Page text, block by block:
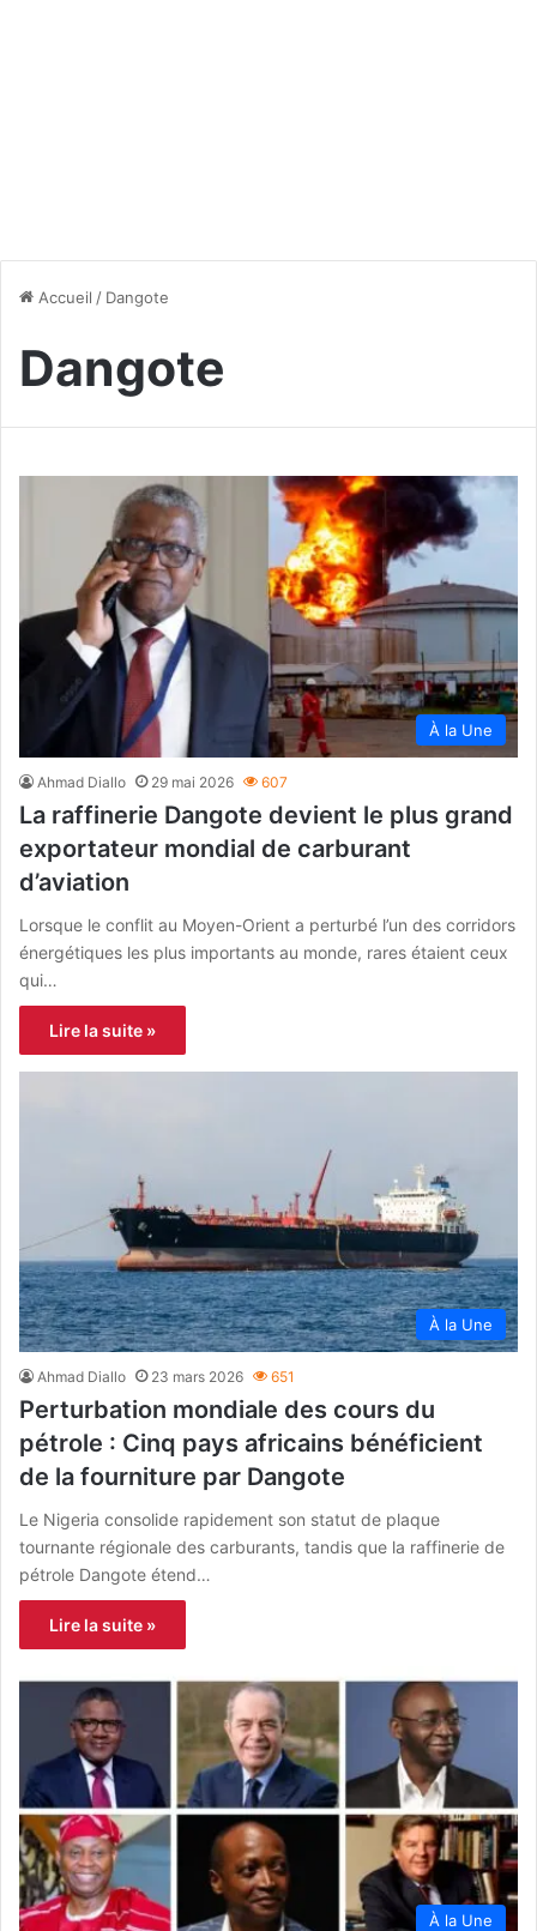
Accueil / Dangote
Dangote
À la Une
Ahmad Diallo 29 mai 2026 607
La raffinerie Dangote devient le plus grand
exportateur mondial de carburant
d’aviation
Lorsque le conflit au Moyen-Orient a perturbé l’un des corridors
énergétiques les plus importants au monde, rares étaient ceux
qui…
Lire la suite »
À la Une
Ahmad Diallo 23 mars 2026 651
Perturbation mondiale des cours du
pétrole : Cinq pays africains bénéficient
de la fourniture par Dangote
Le Nigeria consolide rapidement son statut de plaque
tournante régionale des carburants, tandis que la raffinerie de
pétrole Dangote étend…
Lire la suite »
À la Une